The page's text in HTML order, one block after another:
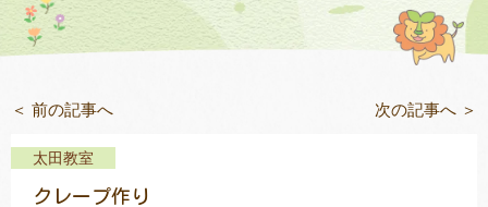
支援事例
教室一覧
＜ 前の記事へ 次の記事へ ＞
太田教室
クレープ作り